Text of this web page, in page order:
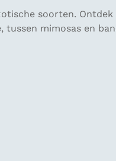
soorten.
mimosas en